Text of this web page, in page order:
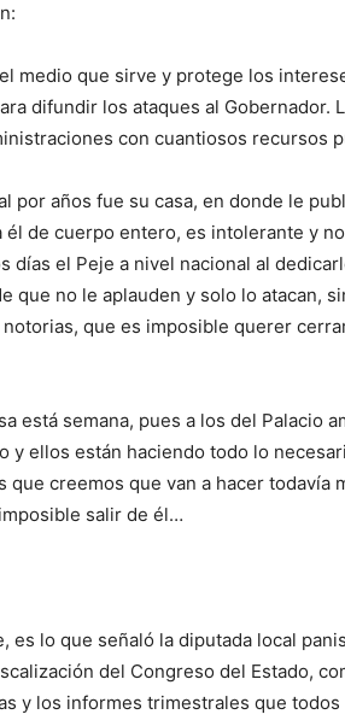
medio que sirve y protege los
difundir los ataques al Gobernador.
con cuantiosos recursos
por años fue su casa, en donde le
de cuerpo entero, es intolerante y
días el Peje a nivel nacional al
que no le aplauden y solo lo atacan,
que es imposible querer
está semana, pues a los del Palacio
y ellos están haciendo todo lo
creemos que van a hacer todavía
salir de él…
lo que señaló la diputada local
del Congreso del Estado,
y los informes trimestrales que